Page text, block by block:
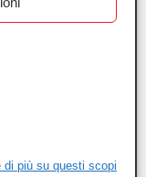
di più su questi scopi